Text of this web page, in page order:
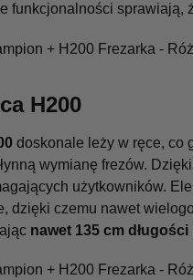
funkcjonalności sprawiają,
H200
doskonale leży w ręce, co
wymianę frezów.
użytkowników.
dzięki czemu nawet
nawet 135 cm długości